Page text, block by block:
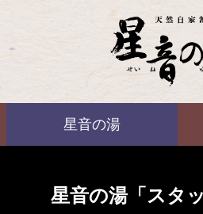
ばい
星音の湯
星音の湯「スタ